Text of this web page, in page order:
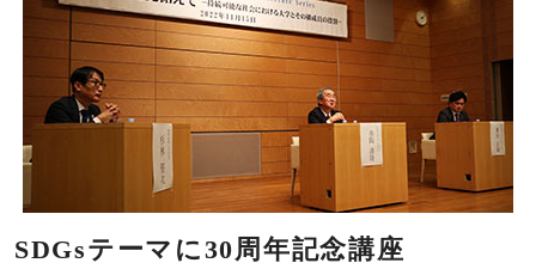
SDGsテーマに30周年記念講座